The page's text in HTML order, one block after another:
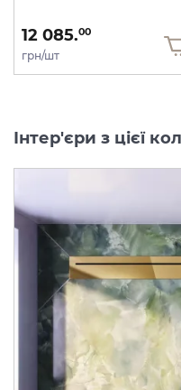
12 085.00
грн/шт
Інтер'єри з цієї